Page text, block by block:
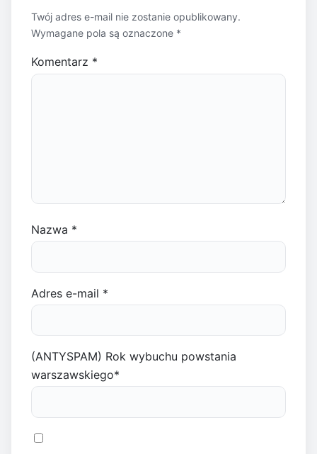
Twój adres e-mail nie zostanie opublikowany.
Wymagane pola są oznaczone *
Komentarz *
Nazwa *
Adres e-mail *
(ANTYSPAM) Rok wybuchu powstania
warszawskiego*